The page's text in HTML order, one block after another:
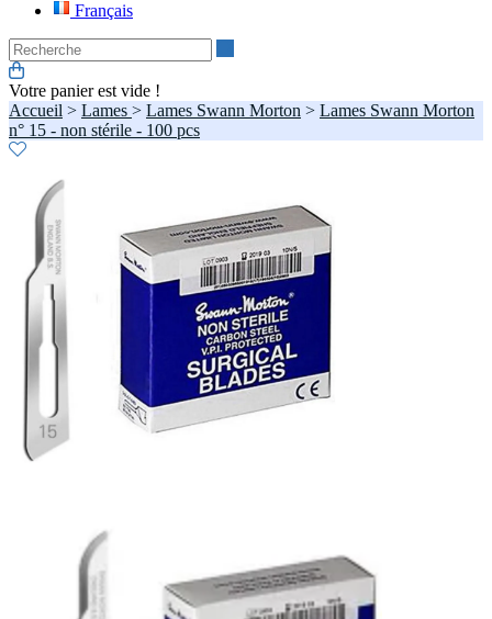
Français
Votre panier est vide !
Accueil > Lames > Lames Swann Morton > Lames Swann Morton
n° 15 - non stérile - 100 pcs